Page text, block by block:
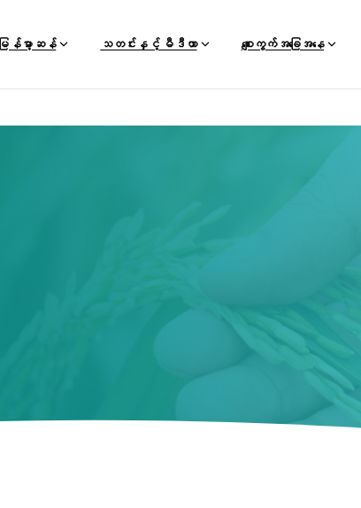
မြန်မာ့ဆန် သတင်းနှင့် မီဒီယာ စျေးကွက်အခြေအနေ